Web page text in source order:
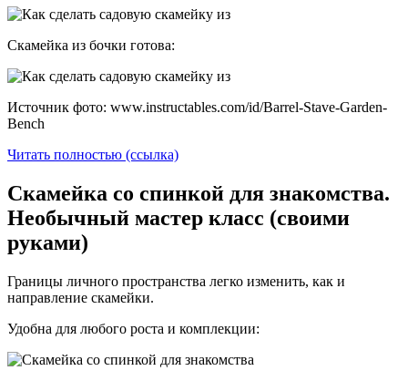
Скамейка из бочки готова:
Источник фото: www.instructables.com/id/Barrel-Stave-Garden-
Bench
Читать полностью (ссылка)
Скамейка со спинкой для знакомства.
Необычный мастер класс (своими
руками)
Границы личного пространства легко изменить, как и
направление скамейки.
Удобна для любого роста и комплекции: